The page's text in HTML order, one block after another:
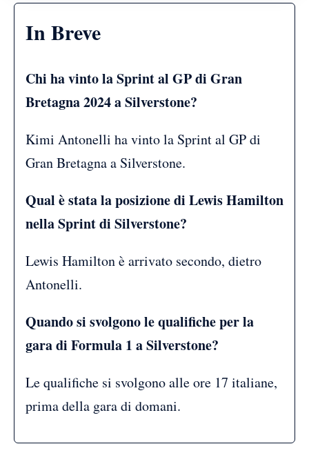
In Breve
Chi ha vinto la Sprint al GP di Gran
Bretagna 2024 a Silverstone?
Kimi Antonelli ha vinto la Sprint al GP di
Gran Bretagna a Silverstone.
Qual è stata la posizione di Lewis Hamilton
nella Sprint di Silverstone?
Lewis Hamilton è arrivato secondo, dietro
Antonelli.
Quando si svolgono le qualifiche per la
gara di Formula 1 a Silverstone?
Le qualifiche si svolgono alle ore 17 italiane,
prima della gara di domani.